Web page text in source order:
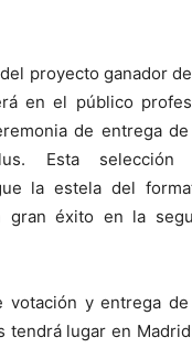
proyecto ganador
en el público
de entrega
Esta selección
la estela del
gran éxito en la
votación y entrega
tendrá lugar en